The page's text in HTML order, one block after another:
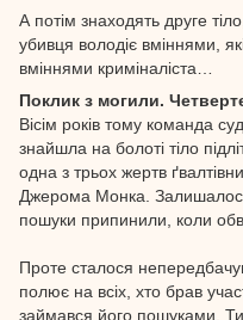
А потім знаходять друге
убивця володіє вміннями,
вміннями криміналіста…
Поклик з могили.
Вісім років тому команда
знайшла на болоті тіло
одна з трьох жертв
Джерома Монка.
пошуки припинили, коли
Проте сталося
полює на всіх, хто брав
займався його пошуками.